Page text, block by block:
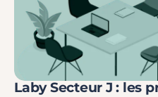
Laby Secteur J : les